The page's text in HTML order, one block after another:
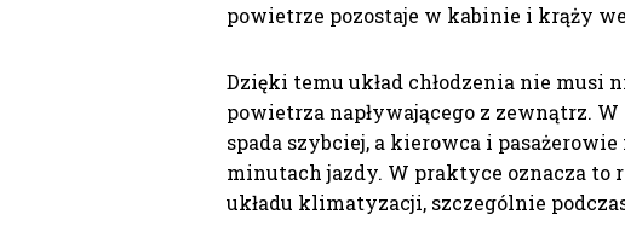
powietrze pozostaje w kabinie i krąży
Dzięki temu układ chłodzenia nie musi
powietrza napływającego z zewnątrz.
spada szybciej, a kierowca i
minutach jazdy. W praktyce oznacza to
układu klimatyzacji, szczególnie